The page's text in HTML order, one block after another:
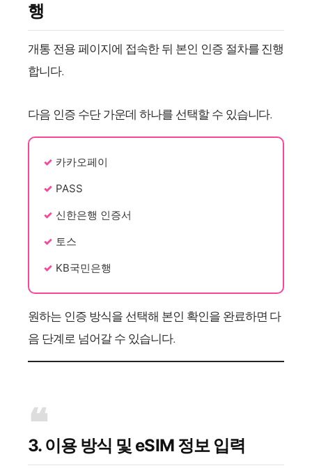
행
개통 전용 페이지에 접속한 뒤 본인 인증 절차를 진행
합니다.
다음 인증 수단 가운데 하나를 선택할 수 있습니다.
카카오페이
PASS
신한은행 인증서
토스
KB국민은행
원하는 인증 방식을 선택해 본인 확인을 완료하면 다
음 단계로 넘어갈 수 있습니다.
3. 이용 방식 및 eSIM 정보 입력